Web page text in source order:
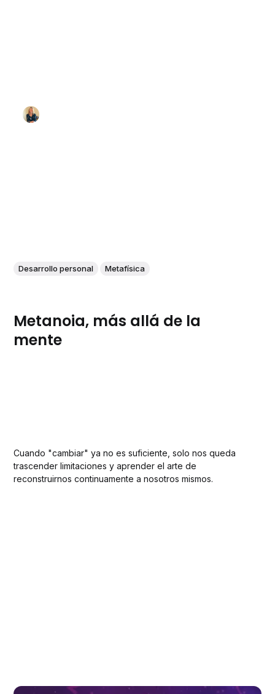
Desarrollo personal Metafísica
Metanoia, más allá de la
mente
Cuando "cambiar" ya no es suficiente, solo nos queda
trascender limitaciones y aprender el arte de
reconstruirnos continuamente a nosotros mismos.